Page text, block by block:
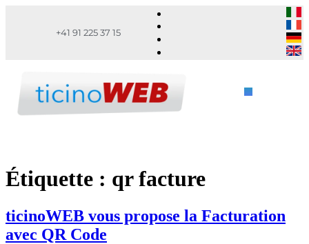
+41 91 225 37 15
Étiquette : qr facture
ticinoWEB vous propose la Facturation
avec QR Code